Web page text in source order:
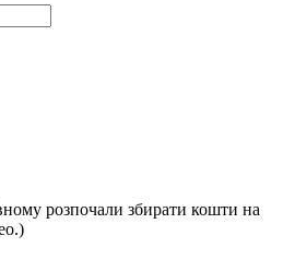
розпочали збирати кошти на